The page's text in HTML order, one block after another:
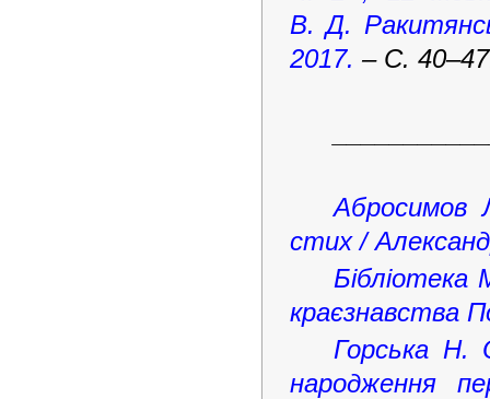
В. Д.
2017. – С.
Абросимов
стих /
Бібліотека
краєзнавства
Горська Н.
народження